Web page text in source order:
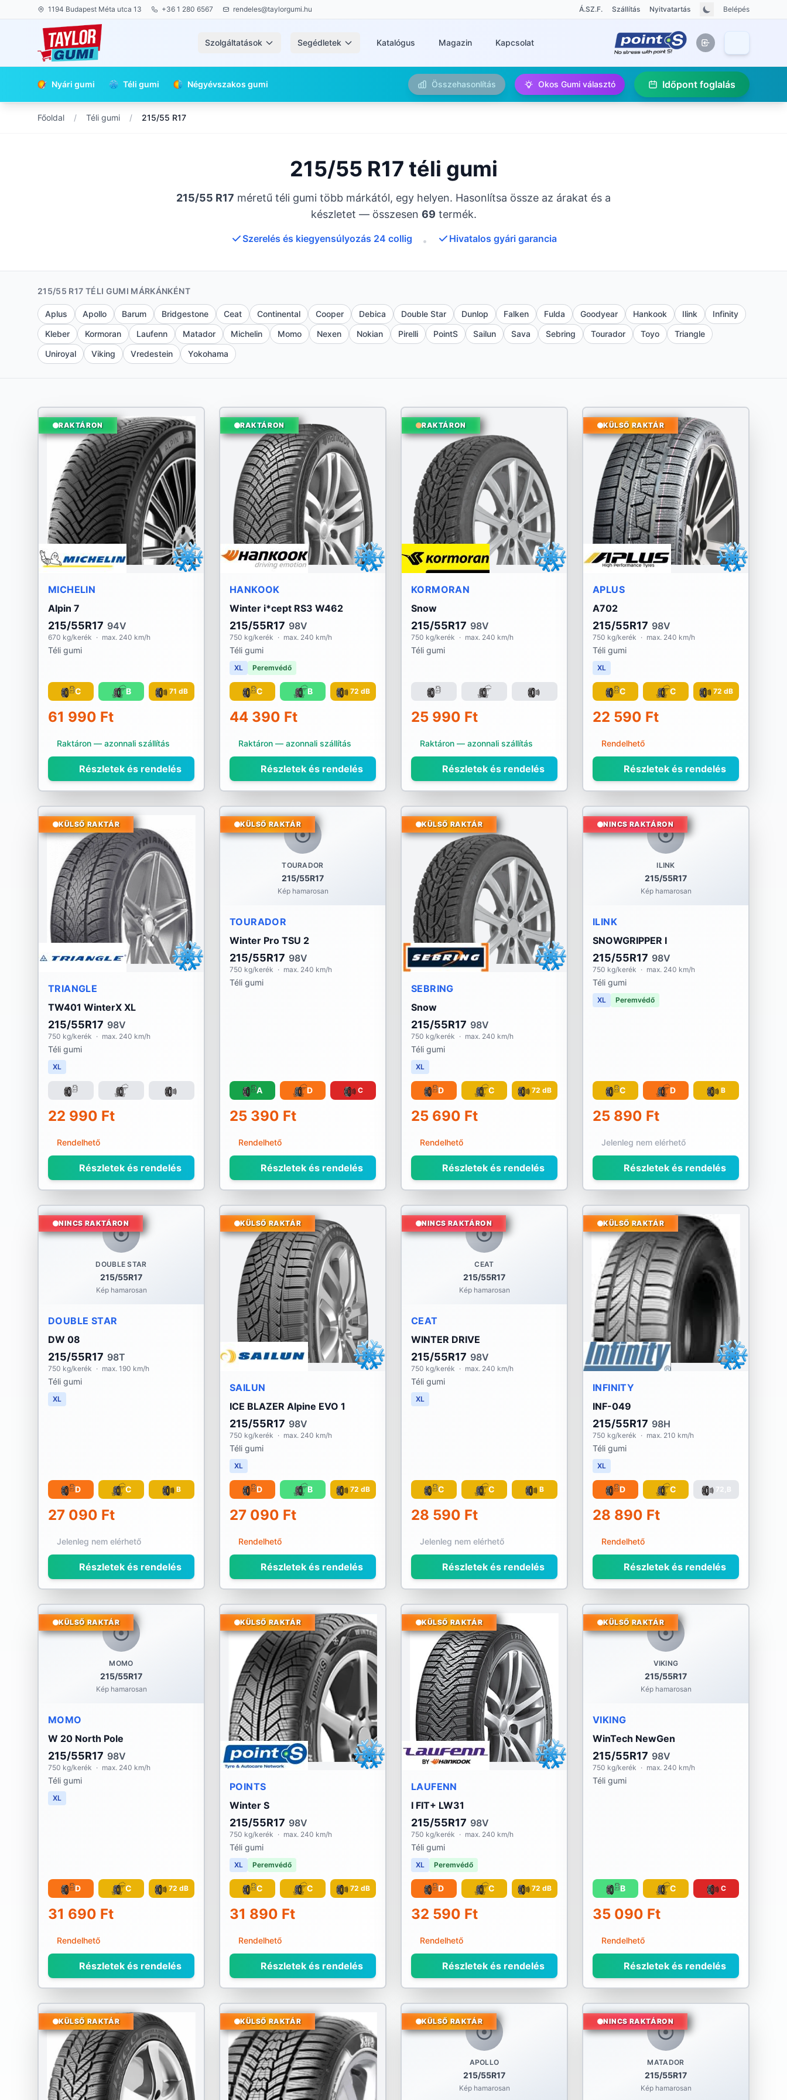
1194 Budapest Méta utca 13 +36 1 280 6567 rendeles@taylorgumi.hu Á.SZ.F. Szállítás Nyitvatartás Belépés
Szolgáltatások Segédletek Katalógus Magazin Kapcsolat
Nyári gumi Téli gumi Négyévszakos gumi Összehasonlítás Okos Gumi választó Időpont foglalás
Főoldal / Téli gumi / 215/55 R17
215/55 R17 téli gumi
215/55 R17 méretű téli gumi több márkától, egy helyen. Hasonlítsa össze az árakat és a
készletet — összesen 69 termék.
Szerelés és kiegyensúlyozás 24 collig • Hivatalos gyári garancia
215/55 R17 TÉLI GUMI MÁRKÁNKÉNT
Aplus Apollo Barum Bridgestone Ceat Continental Cooper Debica Double Star Dunlop Falken Fulda Goodyear Hankook Ilink
Infinity
Kleber
Kormoran Laufenn Matador Michelin Momo Nexen Nokian Pirelli PointS Sailun Sava Sebring Tourador Toyo
Triangle
Uniroyal
Viking Vredestein Yokohama
RAKTÁRON
MICHELIN
Alpin 7
215/55R17 94V
670 kg/kerék · max. 240 km/h
Téli gumi
C B 71 dB
61 990 Ft
Raktáron — azonnali szállítás
Részletek és rendelés
RAKTÁRON
HANKOOK
Winter i*cept RS3 W462
215/55R17 98V
750 kg/kerék · max. 240 km/h
Téli gumi
XL Peremvédő
C B 72 dB
44 390 Ft
Raktáron — azonnali szállítás
Részletek és rendelés
RAKTÁRON
KORMORAN
Snow
215/55R17 98V
750 kg/kerék · max. 240 km/h
Téli gumi
25 990 Ft
Raktáron — azonnali szállítás
Részletek és rendelés
KÜLSŐ RAKTÁR
APLUS
A702
215/55R17 98V
750 kg/kerék · max. 240 km/h
Téli gumi
XL
C C 72 dB
22 590 Ft
Rendelhető
Részletek és rendelés
KÜLSŐ RAKTÁR
TRIANGLE
TW401 WinterX XL
215/55R17 98V
750 kg/kerék · max. 240 km/h
Téli gumi
XL
22 990 Ft
Rendelhető
Részletek és rendelés
TOURADOR
215/55R17
Kép hamarosan
KÜLSŐ RAKTÁR
TOURADOR
Winter Pro TSU 2
215/55R17 98V
750 kg/kerék · max. 240 km/h
Téli gumi
A D C
25 390 Ft
Rendelhető
Részletek és rendelés
KÜLSŐ RAKTÁR
SEBRING
Snow
215/55R17 98V
750 kg/kerék · max. 240 km/h
Téli gumi
XL
D C 72 dB
25 690 Ft
Rendelhető
Részletek és rendelés
ILINK
215/55R17
Kép hamarosan
NINCS RAKTÁRON
ILINK
SNOWGRIPPER I
215/55R17 98V
750 kg/kerék · max. 240 km/h
Téli gumi
XL Peremvédő
C D B
25 890 Ft
Jelenleg nem elérhető
Részletek és rendelés
DOUBLE STAR
215/55R17
Kép hamarosan
NINCS RAKTÁRON
DOUBLE STAR
DW 08
215/55R17 98T
750 kg/kerék · max. 190 km/h
Téli gumi
XL
D C B
27 090 Ft
Jelenleg nem elérhető
Részletek és rendelés
KÜLSŐ RAKTÁR
SAILUN
ICE BLAZER Alpine EVO 1
215/55R17 98V
750 kg/kerék · max. 240 km/h
Téli gumi
XL
D B 72 dB
27 090 Ft
Rendelhető
Részletek és rendelés
CEAT
215/55R17
Kép hamarosan
NINCS RAKTÁRON
CEAT
WINTER DRIVE
215/55R17 98V
750 kg/kerék · max. 240 km/h
Téli gumi
XL
C C B
28 590 Ft
Jelenleg nem elérhető
Részletek és rendelés
KÜLSŐ RAKTÁR
INFINITY
INF-049
215/55R17 98H
750 kg/kerék · max. 210 km/h
Téli gumi
XL
D C 72,B
28 890 Ft
Rendelhető
Részletek és rendelés
MOMO
215/55R17
Kép hamarosan
KÜLSŐ RAKTÁR
MOMO
W 20 North Pole
215/55R17 98V
750 kg/kerék · max. 240 km/h
Téli gumi
XL
D C 72 dB
31 690 Ft
Rendelhető
Részletek és rendelés
KÜLSŐ RAKTÁR
POINTS
Winter S
215/55R17 98V
750 kg/kerék · max. 240 km/h
Téli gumi
XL Peremvédő
C C 72 dB
31 890 Ft
Rendelhető
Részletek és rendelés
KÜLSŐ RAKTÁR
LAUFENN
I FIT+ LW31
215/55R17 98V
750 kg/kerék · max. 240 km/h
Téli gumi
XL Peremvédő
D C 72 dB
32 590 Ft
Rendelhető
Részletek és rendelés
VIKING
215/55R17
Kép hamarosan
KÜLSŐ RAKTÁR
VIKING
WinTech NewGen
215/55R17 98V
750 kg/kerék · max. 240 km/h
Téli gumi
B C C
35 090 Ft
Rendelhető
Részletek és rendelés
KÜLSŐ RAKTÁR KÜLSŐ RAKTÁR
APOLLO
215/55R17
Kép hamarosan
KÜLSŐ RAKTÁR
MATADOR
215/55R17
Kép hamarosan
NINCS RAKTÁRON